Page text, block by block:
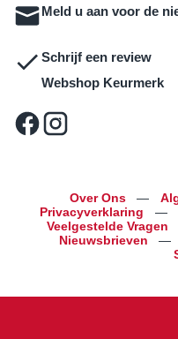
Meld u aan voor de
Schrijf een review
Webshop Keurmerk
Over Ons —
Privacyverklaring
—
Veelgestelde Vragen
Nieuwsbrieven
—